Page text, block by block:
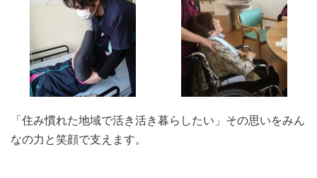
「住み慣れた地域で活き活き暮らしたい」その思いをみん
なの力と笑顔で支えます。